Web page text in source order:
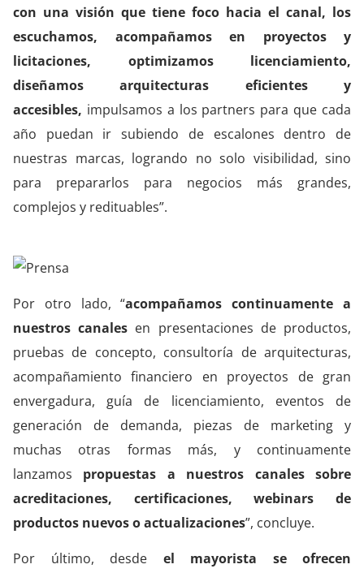
con una visión que tiene foco hacia el canal, los
escuchamos, acompañamos en proyectos y
licitaciones, optimizamos licenciamiento,
diseñamos arquitecturas eficientes y
accesibles, impulsamos a los partners para que cada
año puedan ir subiendo de escalones dentro de
nuestras marcas, logrando no solo visibilidad, sino
para prepararlos para negocios más grandes,
complejos y redituables”.
Por otro lado, “acompañamos continuamente a
nuestros canales en presentaciones de productos,
pruebas de concepto, consultoría de arquitecturas,
acompañamiento financiero en proyectos de gran
envergadura, guía de licenciamiento, eventos de
generación de demanda, piezas de marketing y
muchas otras formas más, y continuamente
lanzamos propuestas a nuestros canales sobre
acreditaciones, certificaciones, webinars de
productos nuevos o actualizaciones”, concluye.
Por último, desde el mayorista se ofrecen